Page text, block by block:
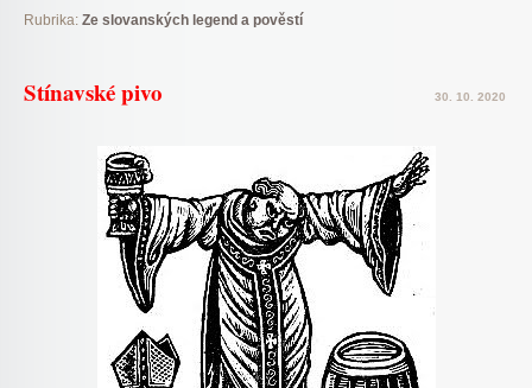
Rubrika: Ze slovanských legend a pověstí
Stínavské pivo 30. 10. 2020